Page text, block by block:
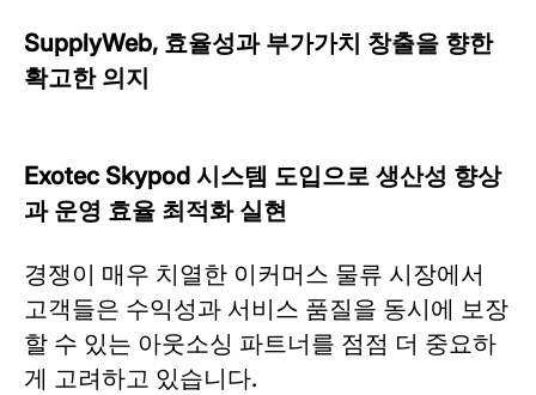
SupplyWeb, 효율성과 부가가치 창출을 향한
확고한 의지
Exotec Skypod 시스템 도입으로 생산성 향상
과 운영 효율 최적화 실현
경쟁이 매우 치열한 이커머스 물류 시장에서
고객들은 수익성과 서비스 품질을 동시에 보장
할 수 있는 아웃소싱 파트너를 점점 더 중요하
게 고려하고 있습니다.